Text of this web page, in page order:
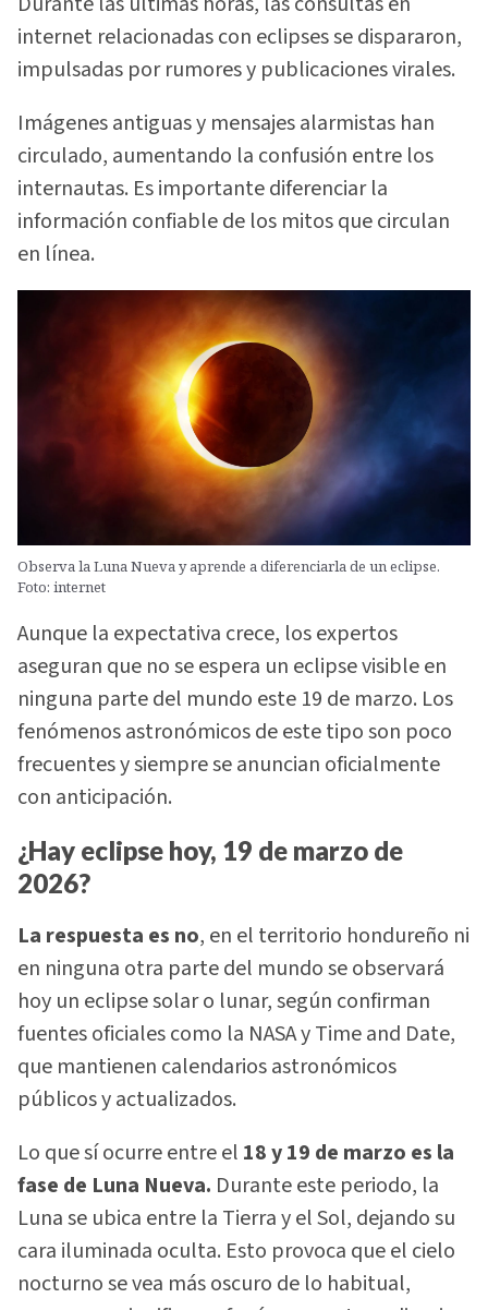
internet relacionadas con eclipses se dispararon,
impulsadas por rumores y publicaciones virales.
Imágenes antiguas y mensajes alarmistas han
circulado, aumentando la confusión entre los
internautas. Es importante diferenciar la
información confiable de los mitos que circulan
en línea.
Observa la Luna Nueva y aprende a diferenciarla de un eclipse.
Foto: internet
Aunque la expectativa crece, los expertos
aseguran que no se espera un eclipse visible en
ninguna parte del mundo este 19 de marzo. Los
fenómenos astronómicos de este tipo son poco
frecuentes y siempre se anuncian oficialmente
con anticipación.
¿Hay eclipse hoy, 19 de marzo de
2026?
La respuesta es no, en el territorio hondureño ni
en ninguna otra parte del mundo se observará
hoy un eclipse solar o lunar, según confirman
fuentes oficiales como la NASA y Time and Date,
que mantienen calendarios astronómicos
públicos y actualizados.
Lo que sí ocurre entre el 18 y 19 de marzo es la
fase de Luna Nueva. Durante este periodo, la
Luna se ubica entre la Tierra y el Sol, dejando su
cara iluminada oculta. Esto provoca que el cielo
nocturno se vea más oscuro de lo habitual,